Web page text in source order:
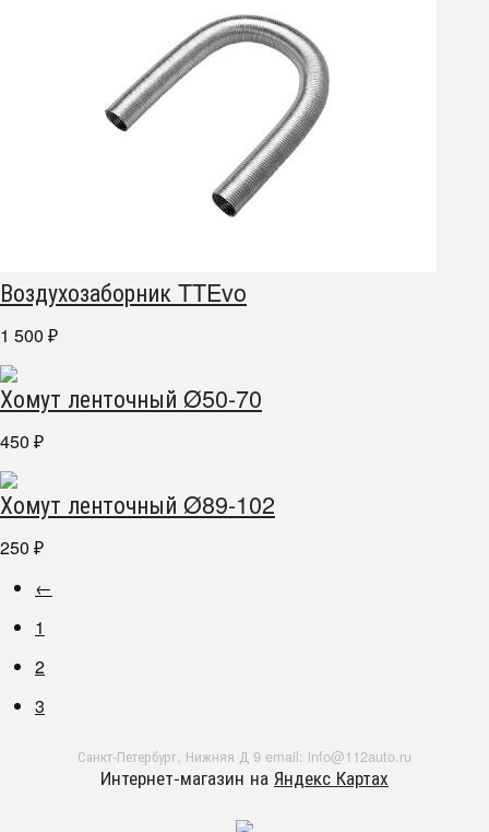
Воздухозаборник TTEvo
1 500 ₽
Хомут ленточный Ø50-70
450 ₽
Хомут ленточный Ø89-102
250 ₽
←
1
2
3
Санкт-Петербург, Нижняя Д 9 email: info@112auto.ru
Интернет-магазин на Яндекс Картах